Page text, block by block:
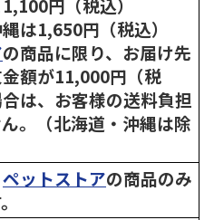
円（税込）
は1,650円（税込）
の商品に限り、お届け先
額が11,000円（税
は、お客様の送料負担
。（北海道・沖縄は除
ペットストアの商品のみ